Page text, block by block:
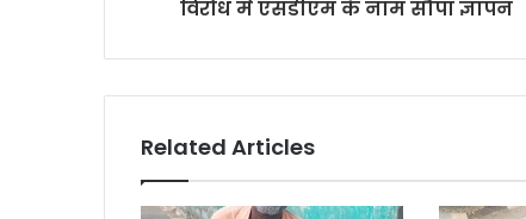
विरोध में एसडीएम के नाम सौपा ज्ञापन
Related Articles